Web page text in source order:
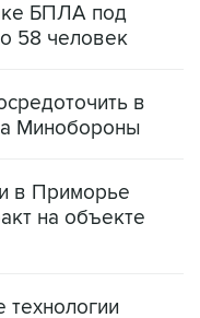
БПЛА под
58 человек
в
Минобороны
в Приморье
на объекте
технологии